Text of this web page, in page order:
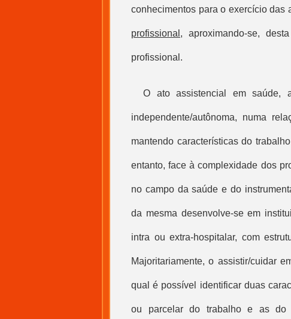
conhecimentos para o exercício das
profissional , aproximando-se,
profissional.
O ato assistencial em saúde,
independente/autônoma, numa
mantendo características do
entanto, face à complexidade dos
no campo da saúde e do
da mesma desenvolve-se em
intra ou extra-hospitalar, com
Majoritariamente, o assistir/cuidar
qual é possível identificar duas
ou parcelar do trabalho e as do